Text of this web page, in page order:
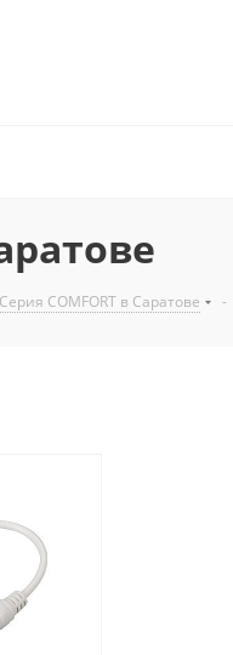
Серия COMFORT в Саратове -